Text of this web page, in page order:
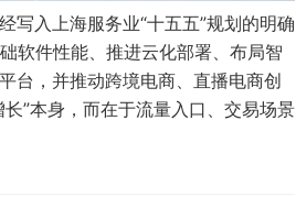
写入上海服务业“十五五”规划的明确
软件性能、推进云化部署、布局智
台，并推动跨境电商、直播电商创
”本身，而在于流量入口、交易场景